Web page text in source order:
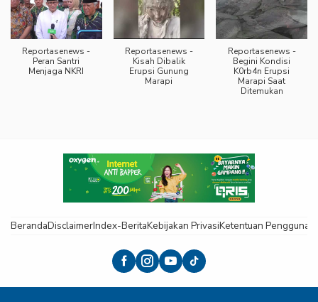
Reportasenews -
Peran Santri
Menjaga NKRI
Reportasenews -
Kisah Dibalik
Erupsi Gunung
Marapi
Reportasenews -
Begini Kondisi
K0rb4n Erupsi
Marapi Saat
Ditemukan
BerandaDisclaimerIndex-BeritaKebijakan PrivasiKetentuan Pengguna